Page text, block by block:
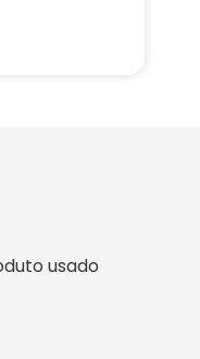
usado